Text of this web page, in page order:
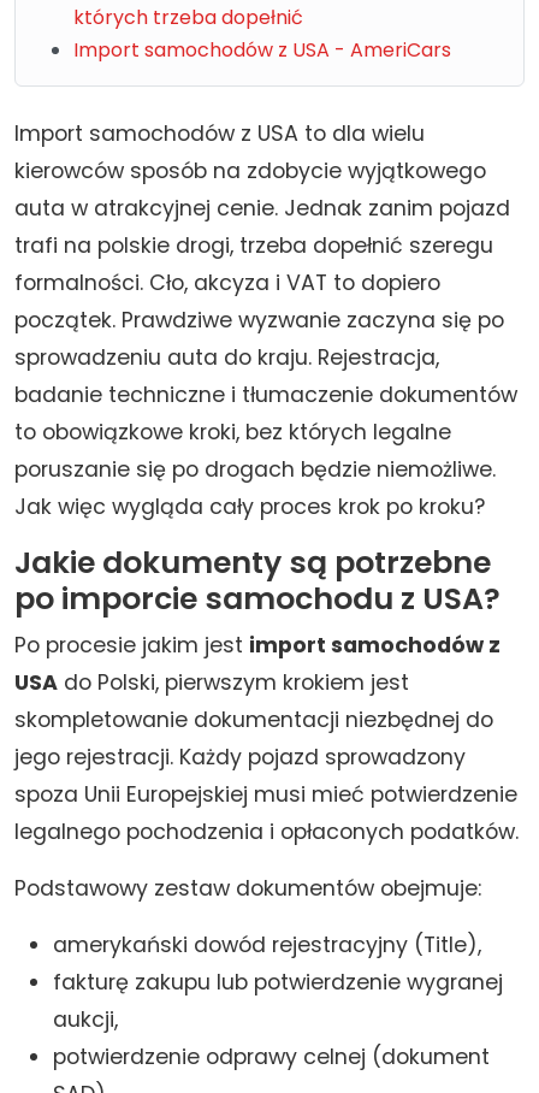
których trzeba dopełnić
Import samochodów z USA - AmeriCars
Import samochodów z USA to dla wielu
kierowców sposób na zdobycie wyjątkowego
auta w atrakcyjnej cenie. Jednak zanim pojazd
trafi na polskie drogi, trzeba dopełnić szeregu
formalności. Cło, akcyza i VAT to dopiero
początek. Prawdziwe wyzwanie zaczyna się po
sprowadzeniu auta do kraju. Rejestracja,
badanie techniczne i tłumaczenie dokumentów
to obowiązkowe kroki, bez których legalne
poruszanie się po drogach będzie niemożliwe.
Jak więc wygląda cały proces krok po kroku?
Jakie dokumenty są potrzebne
po imporcie samochodu z USA?
Po procesie jakim jest import samochodów z
USA do Polski, pierwszym krokiem jest
skompletowanie dokumentacji niezbędnej do
jego rejestracji. Każdy pojazd sprowadzony
spoza Unii Europejskiej musi mieć potwierdzenie
legalnego pochodzenia i opłaconych podatków.
Podstawowy zestaw dokumentów obejmuje:
amerykański dowód rejestracyjny (Title),
fakturę zakupu lub potwierdzenie wygranej
aukcji,
potwierdzenie odprawy celnej (dokument